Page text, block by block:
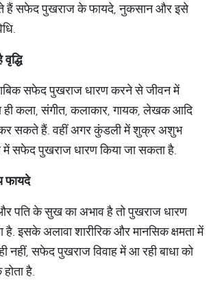
हैं सफेद पुखराज के फायदे, नुकसान और इसे
वृद्धि
सफेद पुखराज धारण करने से जीवन में
ही कला, संगीत, कलाकार, गायक, लेखक आदि
सकते हैं. वहीं अगर कुंडली में शुक्र अशुभ
में सफेद पुखराज धारण किया जा सकता है.
फायदे
पति के सुख का अभाव है तो पुखराज धारण
इसके अलावा शारीरिक और मानसिक क्षमता में
ही नहीं, सफेद पुखराज विवाह में आ रही बाधा को
है.